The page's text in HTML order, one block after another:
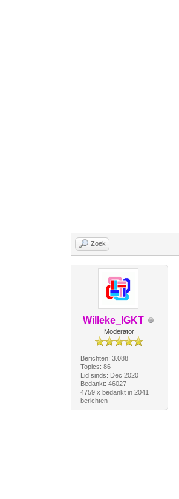
Zoek
Willeke_IGKT
Moderator
Berichten: 3.088
Topics: 86
Lid sinds: Dec 2020
Bedankt: 46027
4759 x bedankt in 2041
berichten